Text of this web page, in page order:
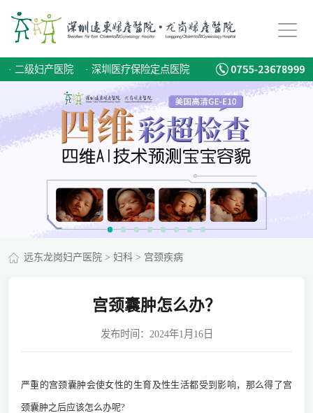
· 二级妇产医院 · 深圳医疗保险定点医院
远东龙岗妇产医院> 妇科> 宫颈疾病
宫颈囊肿怎么办？
发布时间：2024年1月16日
严重的宫颈囊肿会使女性的生育及性生活都受到影响，那么得了宫
颈囊肿之后应该怎么办呢?